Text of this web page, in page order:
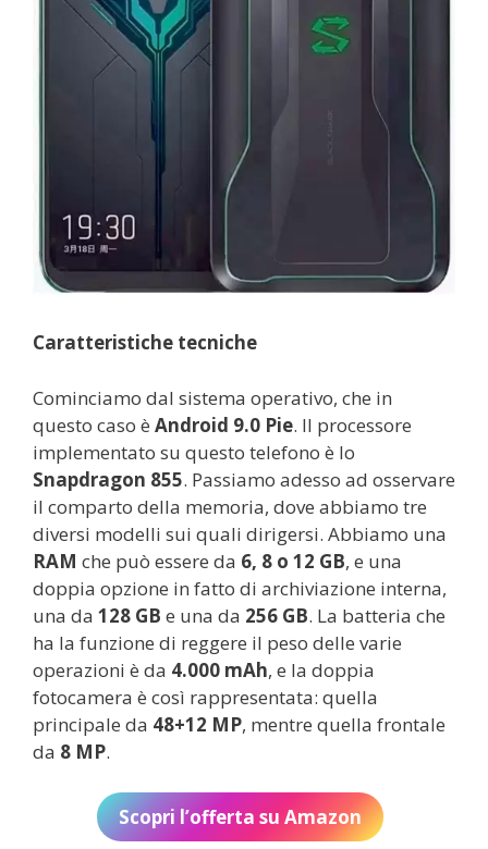
Caratteristiche tecniche
Cominciamo dal sistema operativo, che in
questo caso è Android 9.0 Pie. Il processore
implementato su questo telefono è lo
Snapdragon 855. Passiamo adesso ad osservare
il comparto della memoria, dove abbiamo tre
diversi modelli sui quali dirigersi. Abbiamo una
RAM che può essere da 6, 8 o 12 GB, e una
doppia opzione in fatto di archiviazione interna,
una da 128 GB e una da 256 GB. La batteria che
ha la funzione di reggere il peso delle varie
operazioni è da 4.000 mAh, e la doppia
fotocamera è così rappresentata: quella
principale da 48+12 MP, mentre quella frontale
da 8 MP.
Scopri l’offerta su Amazon